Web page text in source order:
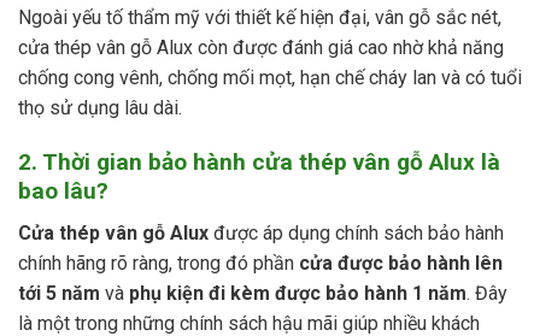
Ngoài yếu tố thẩm mỹ với thiết kế hiện đại, vân gỗ sắc nét,
cửa thép vân gỗ Alux còn được đánh giá cao nhờ khả năng
chống cong vênh, chống mối mọt, hạn chế cháy lan và có tuổi
thọ sử dụng lâu dài.
2. Thời gian bảo hành cửa thép vân gỗ Alux là
bao lâu?
Cửa thép vân gỗ Alux được áp dụng chính sách bảo hành
chính hãng rõ ràng, trong đó phần cửa được bảo hành lên
tới 5 năm và phụ kiện đi kèm được bảo hành 1 năm. Đây
là một trong những chính sách hậu mãi giúp nhiều khách